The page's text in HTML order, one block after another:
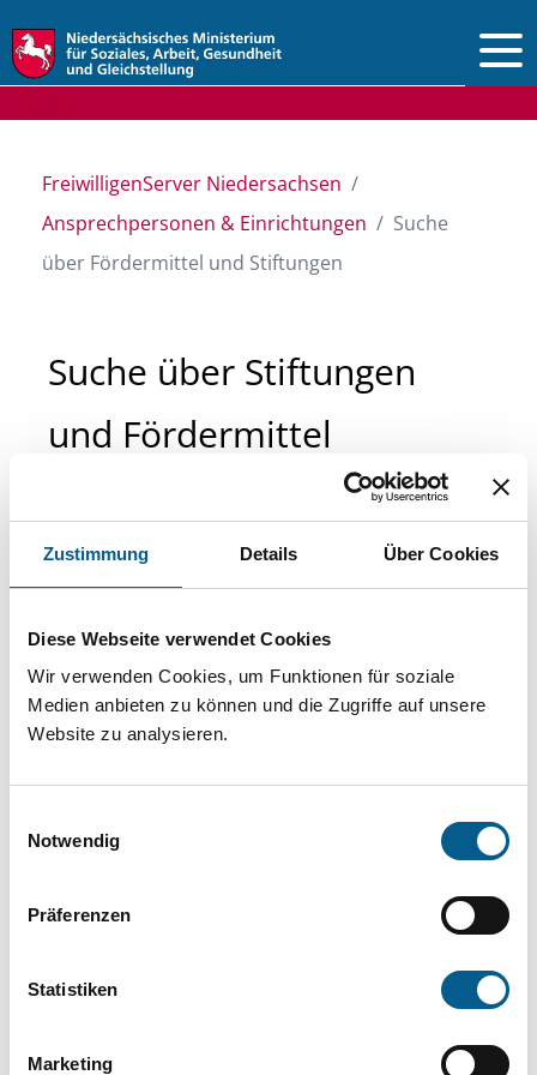
Zustimmung Details Über Cookies
Diese Webseite verwendet Cookies
Wir verwenden Cookies, um Funktionen für soziale
Medien anbieten zu können und die Zugriffe auf unsere
Website zu analysieren.
Notwendig
Präferenzen
Statistiken
Marketing
FreiwilligenServer Niedersachsen
Ansprechpersonen & Einrichtungen
Suche
über Fördermittel und Stiftungen
Suche über Stiftungen
und Fördermittel
Sie suchen finanzielle Unterstützung für ein
Projekt oder ein Vorhaben? Hier können Sie
direkt über unsere Fördermitteldatenbank und
Stiftungsdatenbank recherchieren. Bei der
Suche bitte die Groß- und Kleinschreibung
beachten.
Bitte Suchbegriff eingeben. Ergebnisse
können durch die Wahl von Bereichen oder
Suchen